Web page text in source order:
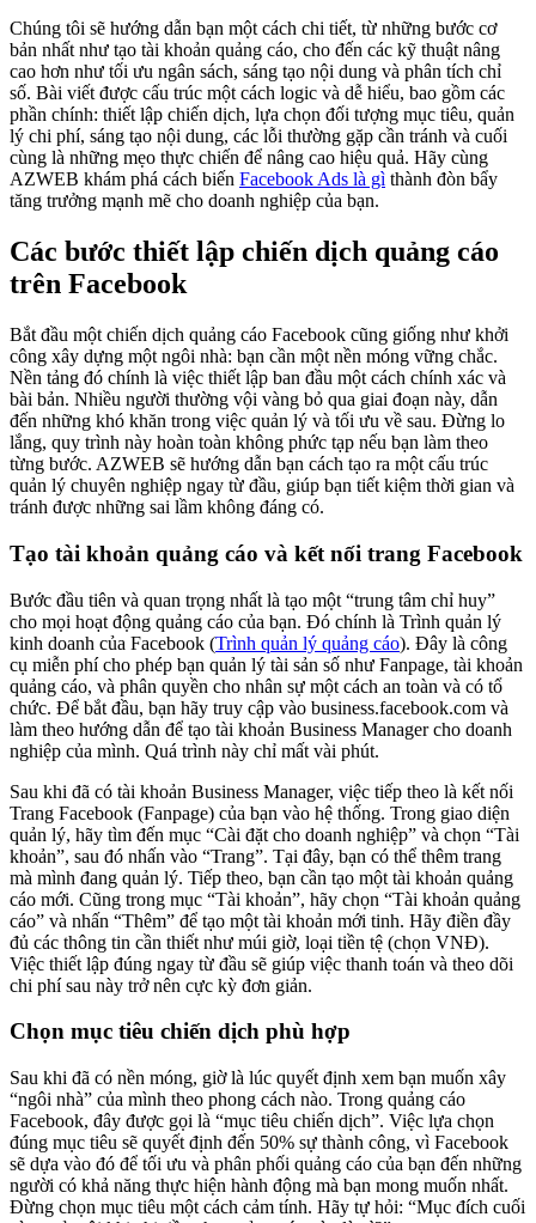
Chúng tôi sẽ hướng dẫn bạn một cách chi tiết, từ những bước cơ
bản nhất như tạo tài khoản quảng cáo, cho đến các kỹ thuật nâng
cao hơn như tối ưu ngân sách, sáng tạo nội dung và phân tích chỉ
số. Bài viết được cấu trúc một cách logic và dễ hiểu, bao gồm các
phần chính: thiết lập chiến dịch, lựa chọn đối tượng mục tiêu, quản
lý chi phí, sáng tạo nội dung, các lỗi thường gặp cần tránh và cuối
cùng là những mẹo thực chiến để nâng cao hiệu quả. Hãy cùng
AZWEB khám phá cách biến Facebook Ads là gì thành đòn bẩy
tăng trưởng mạnh mẽ cho doanh nghiệp của bạn.
Các bước thiết lập chiến dịch quảng cáo
trên Facebook
Bắt đầu một chiến dịch quảng cáo Facebook cũng giống như khởi
công xây dựng một ngôi nhà: bạn cần một nền móng vững chắc.
Nền tảng đó chính là việc thiết lập ban đầu một cách chính xác và
bài bản. Nhiều người thường vội vàng bỏ qua giai đoạn này, dẫn
đến những khó khăn trong việc quản lý và tối ưu về sau. Đừng lo
lắng, quy trình này hoàn toàn không phức tạp nếu bạn làm theo
từng bước. AZWEB sẽ hướng dẫn bạn cách tạo ra một cấu trúc
quản lý chuyên nghiệp ngay từ đầu, giúp bạn tiết kiệm thời gian và
tránh được những sai lầm không đáng có.
Tạo tài khoản quảng cáo và kết nối trang Facebook
Bước đầu tiên và quan trọng nhất là tạo một “trung tâm chỉ huy”
cho mọi hoạt động quảng cáo của bạn. Đó chính là Trình quản lý
kinh doanh của Facebook (Trình quản lý quảng cáo). Đây là công
cụ miễn phí cho phép bạn quản lý tài sản số như Fanpage, tài khoản
quảng cáo, và phân quyền cho nhân sự một cách an toàn và có tổ
chức. Để bắt đầu, bạn hãy truy cập vào business.facebook.com và
làm theo hướng dẫn để tạo tài khoản Business Manager cho doanh
nghiệp của mình. Quá trình này chỉ mất vài phút.
Sau khi đã có tài khoản Business Manager, việc tiếp theo là kết nối
Trang Facebook (Fanpage) của bạn vào hệ thống. Trong giao diện
quản lý, hãy tìm đến mục “Cài đặt cho doanh nghiệp” và chọn “Tài
khoản”, sau đó nhấn vào “Trang”. Tại đây, bạn có thể thêm trang
mà mình đang quản lý. Tiếp theo, bạn cần tạo một tài khoản quảng
cáo mới. Cũng trong mục “Tài khoản”, hãy chọn “Tài khoản quảng
cáo” và nhấn “Thêm” để tạo một tài khoản mới tinh. Hãy điền đầy
đủ các thông tin cần thiết như múi giờ, loại tiền tệ (chọn VNĐ).
Việc thiết lập đúng ngay từ đầu sẽ giúp việc thanh toán và theo dõi
chi phí sau này trở nên cực kỳ đơn giản.
Chọn mục tiêu chiến dịch phù hợp
Sau khi đã có nền móng, giờ là lúc quyết định xem bạn muốn xây
“ngôi nhà” của mình theo phong cách nào. Trong quảng cáo
Facebook, đây được gọi là “mục tiêu chiến dịch”. Việc lựa chọn
đúng mục tiêu sẽ quyết định đến 50% sự thành công, vì Facebook
sẽ dựa vào đó để tối ưu và phân phối quảng cáo của bạn đến những
người có khả năng thực hiện hành động mà bạn mong muốn nhất.
Đừng chọn mục tiêu một cách cảm tính. Hãy tự hỏi: “Mục đích cuối